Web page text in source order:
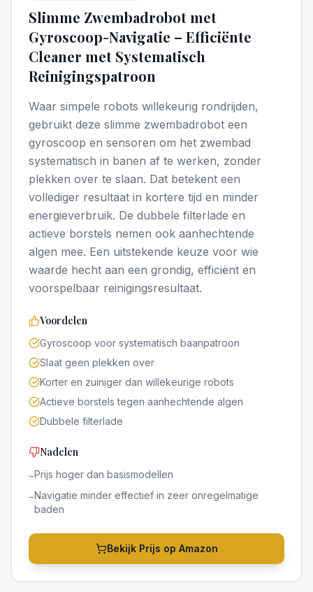
Slimme Zwembadrobot met
Gyroscoop-Navigatie – Efficiënte
Cleaner met Systematisch
Reinigingspatroon
Waar simpele robots willekeurig rondrijden,
gebruikt deze slimme zwembadrobot een
gyroscoop en sensoren om het zwembad
systematisch in banen af te werken, zonder
plekken over te slaan. Dat betekent een
vollediger resultaat in kortere tijd en minder
energieverbruik. De dubbele filterlade en
actieve borstels nemen ook aanhechtende
algen mee. Een uitstekende keuze voor wie
waarde hecht aan een grondig, efficiënt en
voorspelbaar reinigingsresultaat.
Voordelen
Gyroscoop voor systematisch baanpatroon
Slaat geen plekken over
Korter en zuiniger dan willekeurige robots
Actieve borstels tegen aanhechtende algen
Dubbele filterlade
Nadelen
−Prijs hoger dan basismodellen
−Navigatie minder effectief in zeer onregelmatige
baden
Bekijk Prijs op Amazon